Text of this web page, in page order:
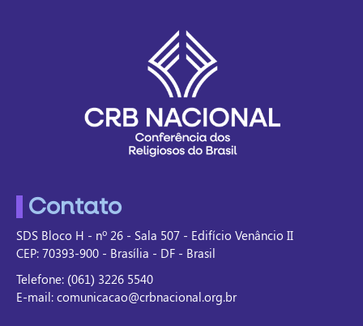
Contato
SDS Bloco H - nº 26 - Sala 507 - Edifício Venâncio II
CEP: 70393-900 - Brasília - DF - Brasil
Telefone: (061) 3226 5540
E-mail: comunicacao@crbnacional.org.br